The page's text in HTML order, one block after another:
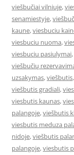
viešbučiai vilniuje,
senamiestyje,
kaune,viesbuciu
viesbuciu nuoma,
viesbuciu pasiulymai,
viešbučių
uzsakymas,viešbutis,
viešbutis gradiali,
viesbutis kaunas,
palangoje,viešbutis
viesbutis meduza
nidoje,viešbutis
palangoje,viesbutis